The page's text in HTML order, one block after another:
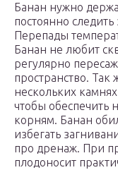
Банан нужно
постоянно
Перепады
Банан не любит
регулярно
пространство. Так
нескольких
чтобы обеспечить
корням. Банан
избегать
про дренаж. При
плодоносит